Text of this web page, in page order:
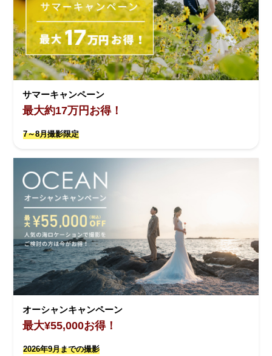
サマーキャンペーン
最大約17万円お得！
7～8月撮影限定
オーシャンキャンペーン
最大¥55,000お得！
2026年9月までの撮影